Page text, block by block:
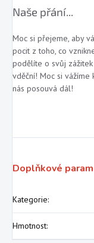
Naše přání...
Moc si přejeme, aby
pocit z toho, co
podělíte o svůj
vděční! Moc si vážíme
nás posouvá dál!
Doplňkové
Kategorie:
Hmotnost: